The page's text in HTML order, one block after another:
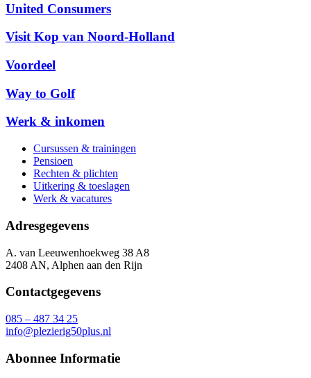
United Consumers
Visit Kop van Noord-Holland
Voordeel
Way to Golf
Werk & inkomen
Cursussen & trainingen
Pensioen
Rechten & plichten
Uitkering & toeslagen
Werk & vacatures
Adresgegevens
A. van Leeuwenhoekweg 38 A8
2408 AN, Alphen aan den Rijn
Contactgegevens
085 – 487 34 25
info@plezierig50plus.nl
Abonnee Informatie